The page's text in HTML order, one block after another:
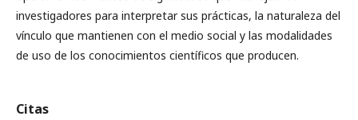
investigadores para interpretar sus prácticas, la naturaleza del
vínculo que mantienen con el medio social y las modalidades
de uso de los conocimientos científicos que producen.
Citas